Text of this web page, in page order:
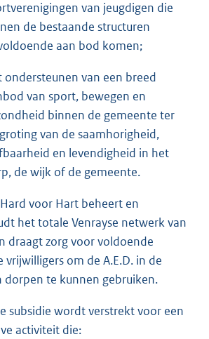
van jeugdigen die
de bestaande structuren
aan bod komen;
ondersteunen van een breed
van sport, bewegen en
binnen de gemeente ter
van de saamhorigheid,
en levendigheid in het
de wijk of de gemeente.
voor Hart beheert en
het totale Venrayse netwerk van
draagt zorg voor voldoende
vrijwilligers om de A.E.D. in de
dorpen te kunnen gebruiken.
subsidie wordt verstrekt voor een
activiteit die: